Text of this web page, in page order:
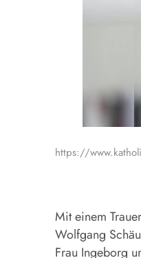
https://
Mit einem
Wolfgang
Frau Ingeborg